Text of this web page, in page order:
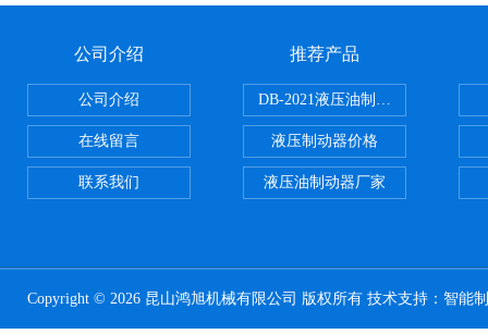
公司介绍
公司介绍
在线留言
联系我们
推荐产品
DB-2021液压油制动器
液压制动器价格
液压油制动器厂家
Copyright © 2026 昆山鸿旭机械有限公司 版权所有 技术支持： 智能